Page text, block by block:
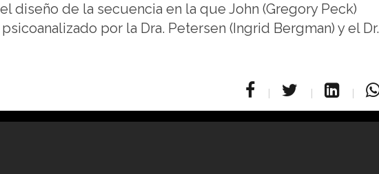
diseño de la secuencia en la que John (Gregory Peck)
por la Dra. Petersen (Ingrid Bergman) y el Dr.